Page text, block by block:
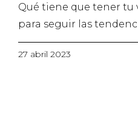
Qué tiene que tener tu
para seguir las
27 abril 2023